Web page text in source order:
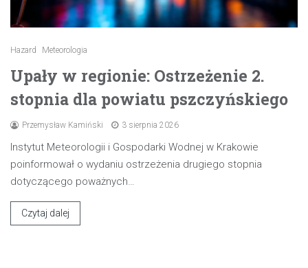
Hazard Meteorologia
Upały w regionie: Ostrzeżenie 2.
stopnia dla powiatu pszczyńskiego
Przemysław Kamiński 3 sierpnia 2026
Instytut Meteorologii i Gospodarki Wodnej w Krakowie
poinformował o wydaniu ostrzeżenia drugiego stopnia
dotyczącego poważnych…
Czytaj dalej